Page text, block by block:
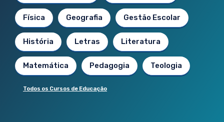
Física Geografia Gestão Escolar
História Letras Literatura
Matemática Pedagogia Teologia
Todos os Cursos de Educação